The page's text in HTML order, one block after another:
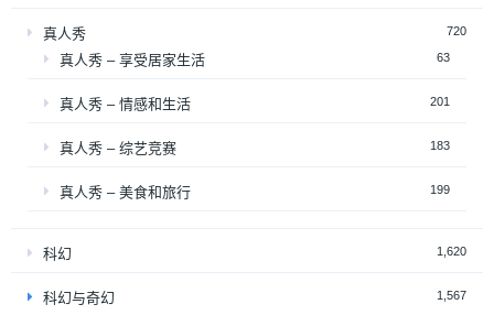
真人秀 720
真人秀 – 享受居家生活 63
真人秀 – 情感和生活 201
真人秀 – 综艺竞赛 183
真人秀 – 美食和旅行 199
科幻 1,620
科幻与奇幻 1,567